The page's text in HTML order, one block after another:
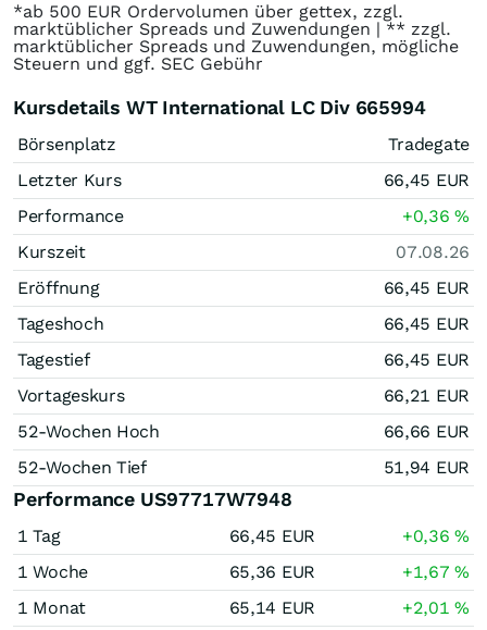
*ab 500 EUR Ordervolumen über gettex, zzgl.
marktüblicher Spreads und Zuwendungen | ** zzgl.
marktüblicher Spreads und Zuwendungen, mögliche
Steuern und ggf. SEC Gebühr
Kursdetails WT International LC Div 665994
Börsenplatz
Tradegate
Letzter Kurs
66,45 EUR
Performance
+0,36%
Kurszeit
07.08.26
Eröffnung
66,45 EUR
Tageshoch
66,45 EUR
Tagestief
66,45 EUR
Vortageskurs
66,21 EUR
52-Wochen Hoch
66,66 EUR
52-Wochen Tief
51,94 EUR
Performance US97717W7948
1 Tag 66,45 EUR +0,36%
1 Woche
65,36 EUR +1,67%
1 Monat
65,14 EUR +2,01%